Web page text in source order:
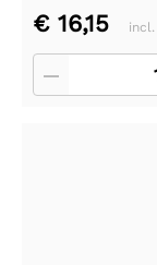
€ 16,15 incl.